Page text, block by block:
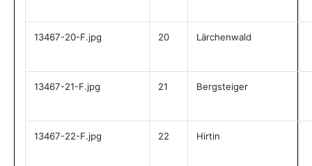
13467-20-F.jpg 20 Lärchenwald
13467-21-F.jpg 21 Bergsteiger
13467-22-F.jpg 22 Hirtin